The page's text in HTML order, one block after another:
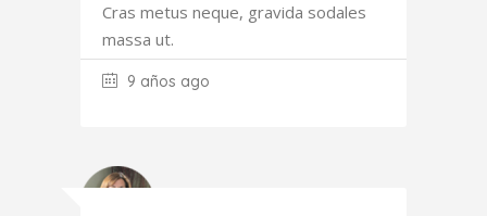
Cras metus neque, gravida sodales
massa ut.
9 años ago